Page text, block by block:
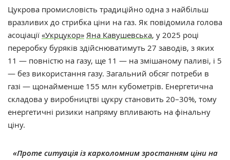
Цукрова промисловість традиційно одна з найбільш
вразливих до стрибка ціни на газ. Як повідомила голова
асоціації «Укрцукор» Яна Кавушевська, у 2025 році
переробку буряків здійснюватимуть 27 заводів, з яких
11 — повністю на газу, ще 11 — на змішаному паливі, і 5
— без використання газу. Загальний обсяг потреби в
газі — щонайменше 155 млн кубометрів. Енергетична
складова у виробництві цукру становить 20–30%, тому
енергетичні ризики напряму впливають на фінальну
ціну.
«Проте ситуація із карколомним зростанням ціни на